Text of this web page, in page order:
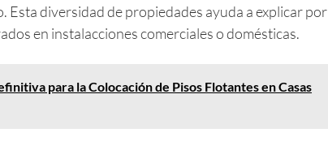
Esta diversidad de propiedades ayuda a explicar por
en instalacciones comerciales o domésticas.
para la Colocación de Pisos Flotantes en Casas